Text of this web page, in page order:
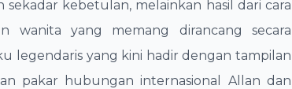
sekadar kebetulan, melainkan hasil dari cara
wanita yang memang dirancang secara
legendaris yang kini hadir dengan tampilan
pakar hubungan internasional Allan dan